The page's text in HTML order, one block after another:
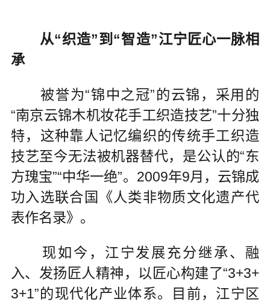
从“织造”到“智造”江宁匠心一脉相
承
被誉为“锦中之冠”的云锦，采用的
“南京云锦木机妆花手工织造技艺”十分独
特，这种靠人记忆编织的传统手工织造
技艺至今无法被机器替代，是公认的“东
方瑰宝”“中华一绝”。2009年9月，云锦成
功入选联合国《人类非物质文化遗产代
表作名录》。
现如今，江宁发展充分继承、融
入、发扬匠人精神，以匠心构建了“3+3+
3+1”的现代化产业体系。目前，江宁区